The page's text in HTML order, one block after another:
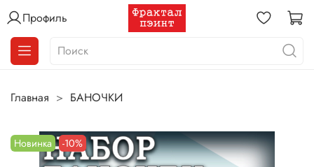
Профиль
Главная БАНОЧКИ
Новинка -10%